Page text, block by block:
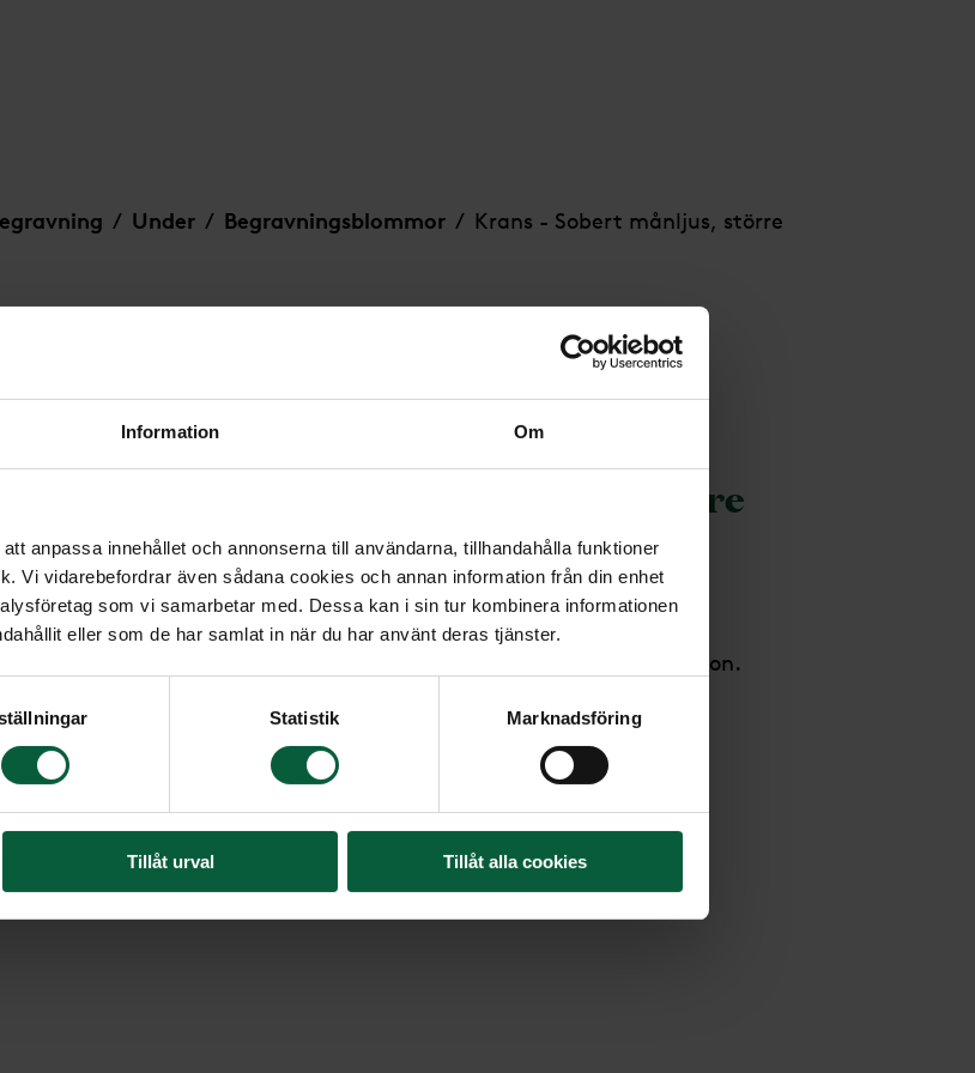
Information Om
anpassa innehållet och annonserna till användarna, tillhandahålla funktioner
Vi vidarebefordrar även sådana cookies och annan information från din enhet
som vi samarbetar med. Dessa kan i sin tur kombinera informationen
eller som de har samlat in när du har använt deras tjänster.
Statistik Marknadsföring
Tillåt urval Tillåt alla cookies
/ Under / Begravningsblommor / Krans - Sobert månljus, större
Krans - Sobert månljus, större
En krans bunden av cremevita rosor och silvergrå
eukalyptus.
Denna krans kan även användas som urndekoration.
Format: Ø Stor krans ca 60 cm (på bilden).
4 295 kr